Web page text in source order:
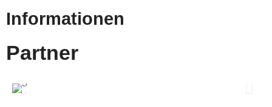
Informationen
Partner